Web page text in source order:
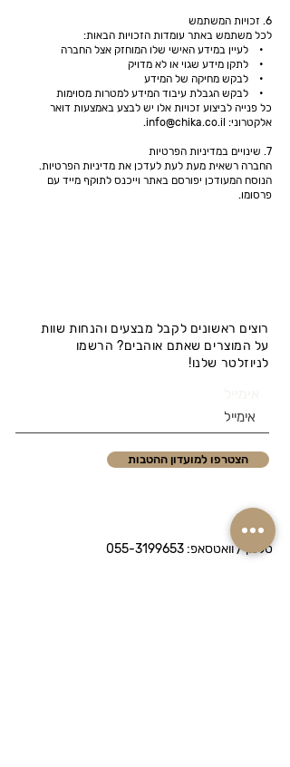
6. זכויות המשתמש
לכל משתמש באתר עומדות הזכויות הבאות:
• לעיין במידע האישי שלו המוחזק אצל החברה
• לתקן מידע שגוי או לא מדויק
• לבקש מחיקה של המידע
• לבקש הגבלת עיבוד המידע למטרות מסוימות
כל פנייה לביצוע זכויות אלו יש לבצע באמצעות דואר
אלקטרוני: info@chika.co.il
.
7. שינויים במדיניות הפרטיות
החברה רשאית מעת לעת לעדכן את מדיניות הפרטיות.
הנוסח המעודכן יפורסם באתר וייכנס לתוקף מייד עם
פרסומו.
טלפון / וואטסאפ: 055-3199653
רוצים ראשונים לקבל מבצעים והנחות שוות
על המוצרים שאתם אוהבים? הרשמו
לניוזלטר שלנו!
הצטרפו למועדון ההטבות